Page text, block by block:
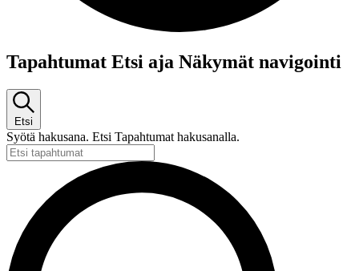
Tapahtumat
Tapahtumat Etsi aja Näkymät navigointi
Etsi
Syötä hakusana. Etsi Tapahtumat hakusanalla.